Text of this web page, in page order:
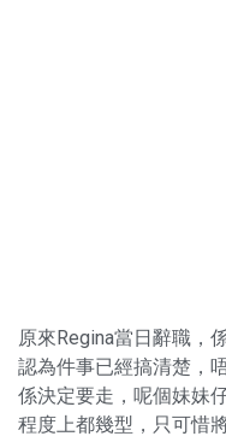
原來Regina當日辭職，
認為件事已經搞清楚，
係決定要走，呢個妹妹
程度上都幾型，只可惜